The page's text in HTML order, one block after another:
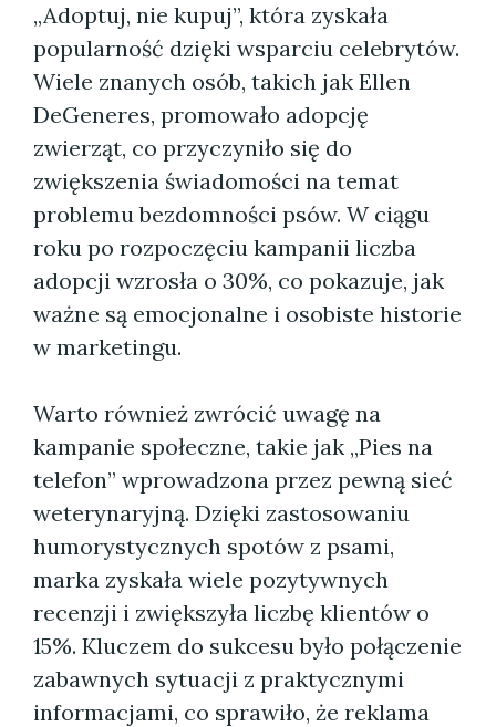
„Adoptuj, nie kupuj”, która zyskała
popularność dzięki wsparciu celebrytów.
Wiele znanych osób, takich jak Ellen
DeGeneres, promowało adopcję
zwierząt, co przyczyniło się do
zwiększenia świadomości na temat
problemu bezdomności psów. W ciągu
roku po rozpoczęciu kampanii liczba
adopcji wzrosła o 30%, co pokazuje, jak
ważne są emocjonalne i osobiste historie
w marketingu.
Warto również zwrócić uwagę na
kampanie społeczne, takie jak „Pies na
telefon” wprowadzona przez pewną sieć
weterynaryjną. Dzięki zastosowaniu
humorystycznych spotów z psami,
marka zyskała wiele pozytywnych
recenzji i zwiększyła liczbę klientów o
15%. Kluczem do sukcesu było połączenie
zabawnych sytuacji z praktycznymi
informacjami, co sprawiło, że reklama